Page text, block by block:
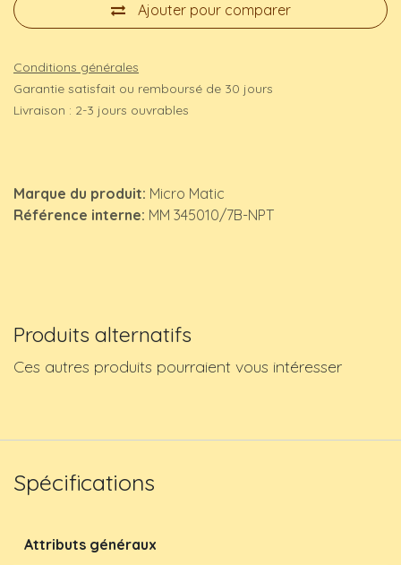
Ajouter pour comparer
Conditions générales
Garantie satisfait ou remboursé de 30 jours
Livraison : 2-3 jours ouvrables
Marque du produit: Micro Matic
Référence interne: MM 345010/7B-NPT
Produits alternatifs
Ces autres produits pourraient vous intéresser
Spécifications
Attributs généraux